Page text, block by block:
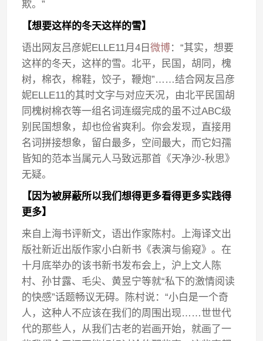
欺。”
【想要这样的冬天这样的雪】
语出网友吕彦妮ELLE11月4日微博：“其实，想要
这样的冬天，这样的雪。北平，民国，胡同，槐
树，棉衣，棉鞋，饺子，鞭炮”……结合网友吕彦
妮ELLE11的其时文字与对应天况，由北平民国胡
同槐树棉衣等一组名词连缀完成的虽不过ABC级
别民国想象，却也俭省爽利。你会发现，直接用
名词拼接想象，留白最多，空间最大，而它妇孺
皆知的范本当属元人马致远那首《天净沙-秋思》
无疑。
【因为被屏蔽所以我们想得更多看得更多实践得
更多】
来自上海书评新文，语出作家陈村。上海译文出
版社新近出版作家小白新书《表演与偷窥》。在
十月底举办的该书新书发布会上，沪上文人陈
村、孙甘露、毛尖、黄昱宁等就“私下的激情阅读
的快感”话题畅议无碍。陈村说：“小白是一个奇
人，这种人不应该在我们的周围出现……世世代
代的那些人，从我们古老的岩画开始，就画了一